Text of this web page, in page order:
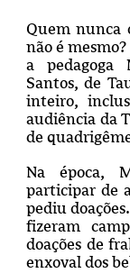
Quem nunca
não é
a pedagoga
Santos, de
inteiro,
audiência da
de
Na época,
participar de
pediu
fizeram
doações de
enxoval dos